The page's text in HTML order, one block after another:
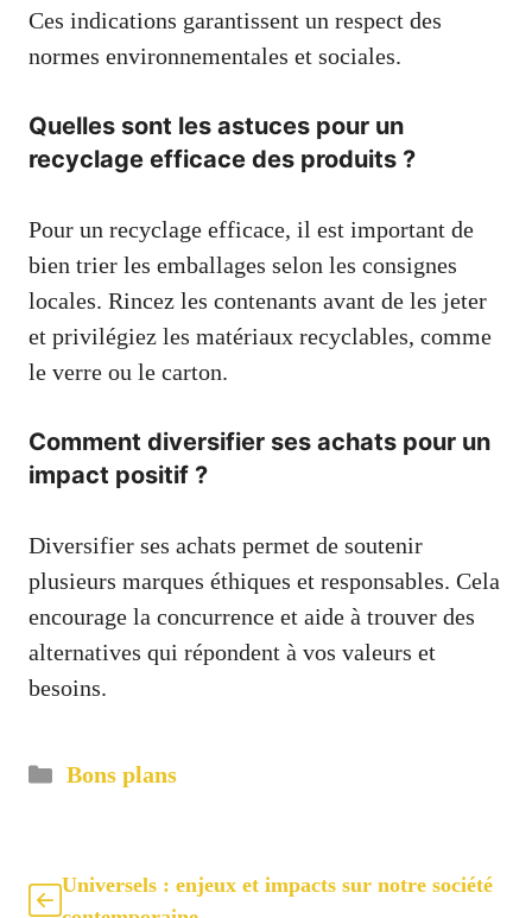
Ces indications garantissent un respect des
normes environnementales et sociales.
Quelles sont les astuces pour un
recyclage efficace des produits ?
Pour un recyclage efficace, il est important de
bien trier les emballages selon les consignes
locales. Rincez les contenants avant de les jeter
et privilégiez les matériaux recyclables, comme
le verre ou le carton.
Comment diversifier ses achats pour un
impact positif ?
Diversifier ses achats permet de soutenir
plusieurs marques éthiques et responsables. Cela
encourage la concurrence et aide à trouver des
alternatives qui répondent à vos valeurs et
besoins.
Catégories
Bons plans
Universels : enjeux et impacts sur notre société